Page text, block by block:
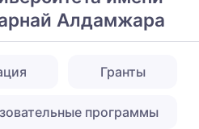
Алдамжара
Гранты
программы